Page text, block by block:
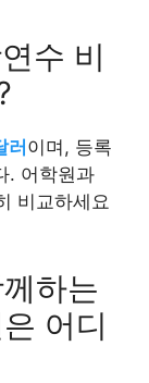
수 비
러이며, 등록
. 어학원과
비교하세요
하는
어디